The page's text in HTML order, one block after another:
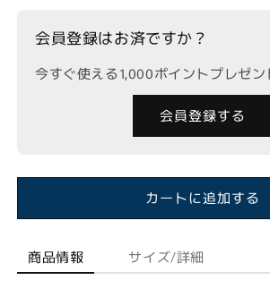
会員登録はお済ですか？
今すぐ使える1,000ポイントプレゼン
会員登録する
カートに追加する
商品情報 サイズ/詳細